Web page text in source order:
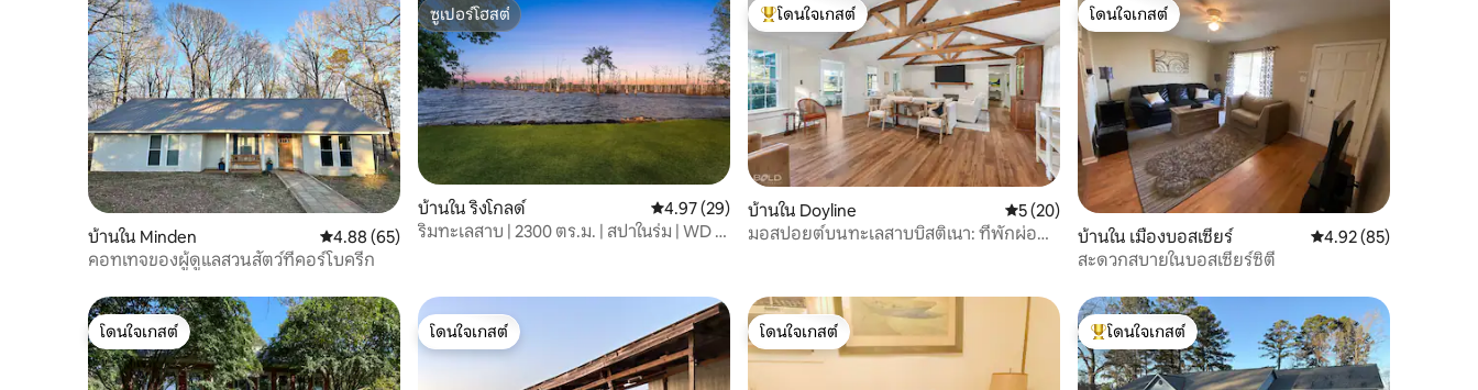
บ้านใน Minden คะแนนเฉลี่ย 4.88 จาก 5, 65 รีวิว
4.88 (65)
คอทเทจของผู้ดูแลสวนสัตว์ที่คอร์โบครีก
ซูเปอร์โฮสต์
ซูเปอร์โฮสต์
บ้านใน ริงโกลด์ คะแนนเฉลี่ย 4.97 จาก 5, 29 รีวิว
4.97 (29)
ริมทะเลสาบ | 2300 ตร.ม. | สปาในร่ม | WD |
โดนใจเกสต์ที่สุด
โดนใจเกสต์
บ้านใน Doyline คะแนนเฉลี่ย 5 จาก 5, 20 รีวิว
5 (20)
มอสปอยต์บนทะเลสาบบิสติเนา: ที่พักผ่อน
โดนใจเกสต์
โดนใจเกสต์
บ้านใน เมืองบอสเซียร์ คะแนนเฉลี่ย 4.92 จาก
4.92 (85)
สะดวกสบายในบอสเซียร์ซิตี
โดนใจเกสต์
โดนใจเกสต์
โดนใจเกสต์
โดนใจเกสต์
โดนใจเกสต์
โดนใจเกสต์
โดนใจเกสต์ที่สุด
โดนใจเกสต์